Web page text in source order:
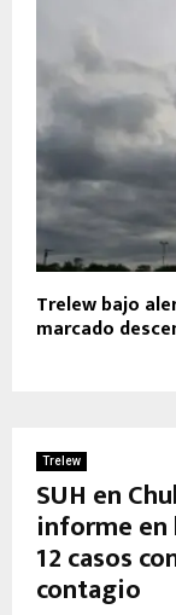
Trelew bajo
marcado
Trelew
SUH en
informe en
12 casos
contagio